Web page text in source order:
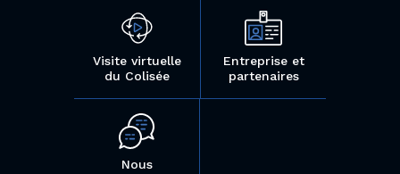
Visite virtuelle
du Colisée
Entreprise et
partenaires
Nous